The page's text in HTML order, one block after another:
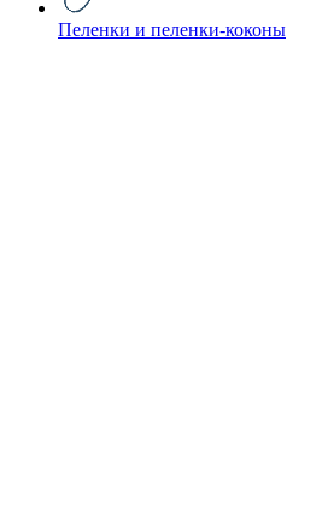
Пеленки и пеленки-коконы